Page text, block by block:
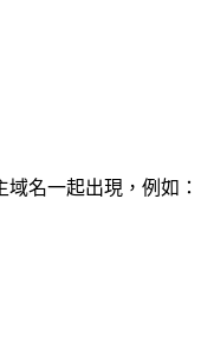
名一起出現，例如：